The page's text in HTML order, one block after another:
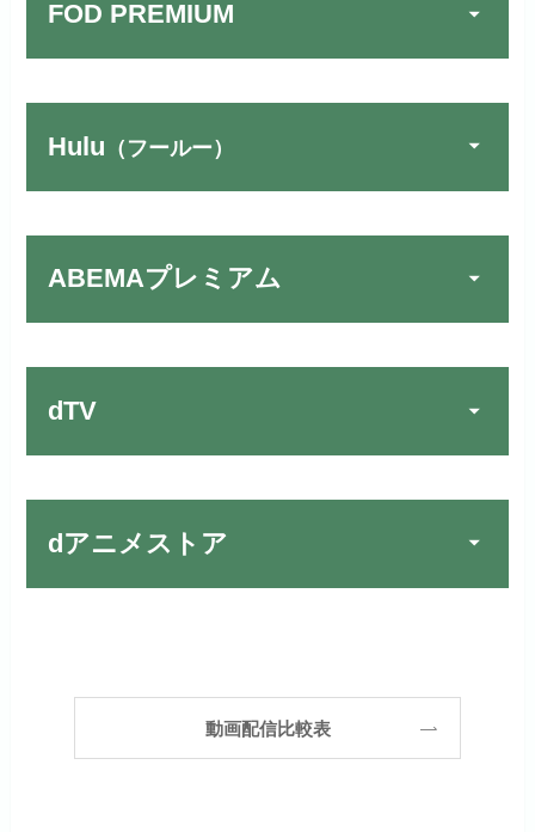
リンク先：https://video.unext.jp/
す！
お試し無料期間
月額料金（税込） 2,189円
見放題作品数
190,000作品以上
公式
リンク先：
宅配レンタルとVODの2パターンが
初回ポイント付与 1,100ポイント
FOD PREMIUM
FOD PREMIUMでお試
しする
リンク先 :https://fod.fujitv.co.jp/s/premium/
Hulu （フールー）
リンク先 :https://www.hulu.jp/
日本テレビ系ドラマや映画・海外
ABEMAプレミアム
試しする
dTV
dアニメストア
動画配信比較表